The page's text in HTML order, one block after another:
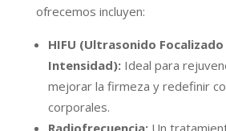
ofrecemos incluyen:
HIFU (Ultrasonido
Intensidad):Ideal para
mejorar la firmeza y redefinir
corporales.
Radiofrecuencia:Un